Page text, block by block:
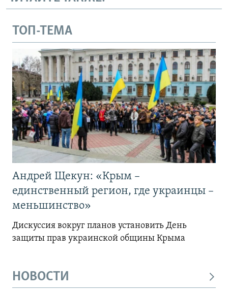
ТОП-ТЕМА
Андрей Щекун: «Крым –
единственный регион, где украинцы –
меньшинство»
Дискуссия вокруг планов установить День
защиты прав украинской общины Крыма
НОВОСТИ